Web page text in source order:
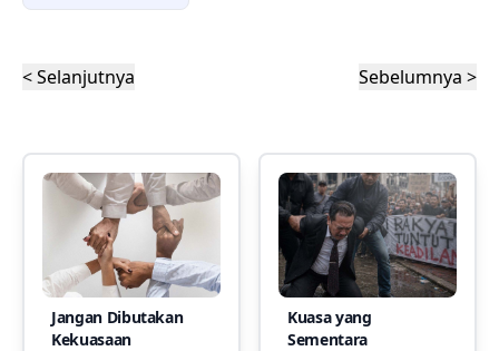
< Selanjutnya Sebelumnya >
Jangan Dibutakan
Kekuasaan
Kuasa yang
Sementara